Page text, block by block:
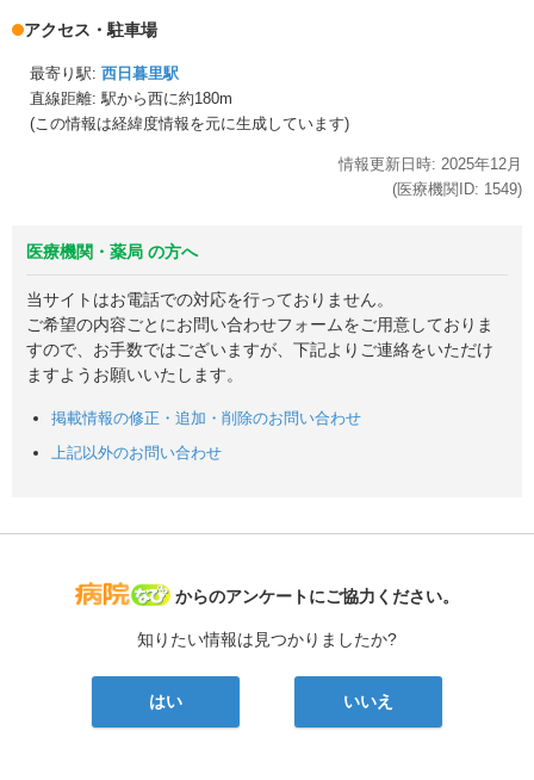
アクセス・駐車場
最寄り駅: 西日暮里駅
直線距離: 駅から西に約180m
(この情報は経緯度情報を元に生成しています)
情報更新日時: 2025年12月
(医療機関ID: 1549)
医療機関・薬局 の方へ
当サイトはお電話での対応を行っておりません。
ご希望の内容ごとにお問い合わせフォームをご用意しておりま
すので、お手数ではございますが、下記よりご連絡をいただけ
ますようお願いいたします。
掲載情報の修正・追加・削除のお問い合わせ
上記以外のお問い合わせ
病院なび
からのアンケートにご協力ください。
知りたい情報は見つかりましたか?
はい いいえ